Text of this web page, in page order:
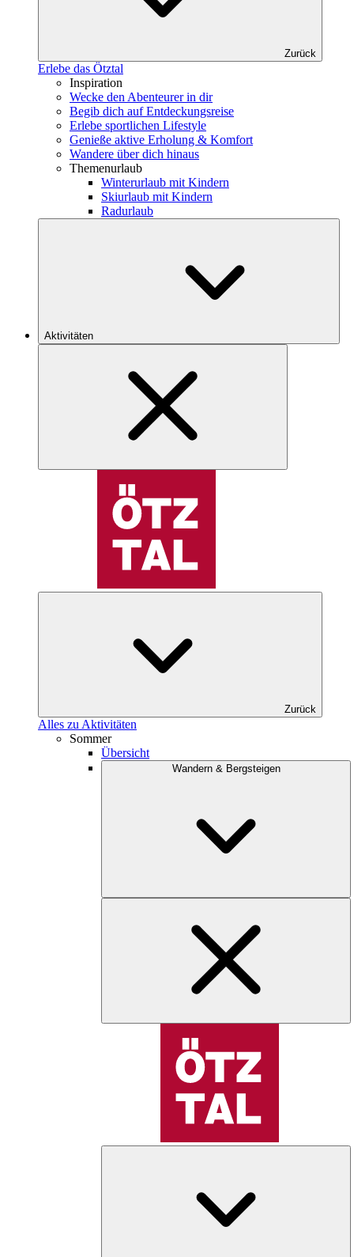
Zurück
Erlebe das Ötztal
Inspiration
Wecke den Abenteurer in dir
Begib dich auf Entdeckungsreise
Erlebe sportlichen Lifestyle
Genieße aktive Erholung & Komfort
Wandere über dich hinaus
Themenurlaub
Winterurlaub mit Kindern
Skiurlaub mit Kindern
Radurlaub
Aktivitäten
Zurück
Alles zu Aktivitäten
Sommer
Übersicht
Wandern & Bergsteigen